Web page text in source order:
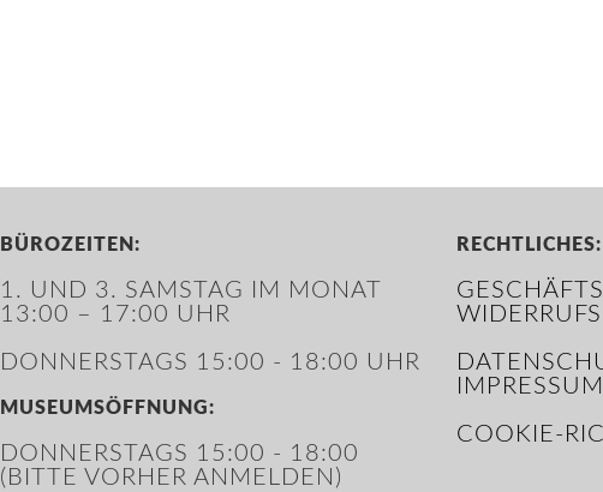
BÜROZEITEN:
1. UND 3. SAMSTAG IM MONAT
13:00 – 17:00 UHR
DONNERSTAGS 15:00 - 18:00 UHR
MUSEUMSÖFFNUNG:
DONNERSTAGS 15:00 - 18:00
(BITTE VORHER ANMELDEN)
RECHTLICHES:
COOKIE-